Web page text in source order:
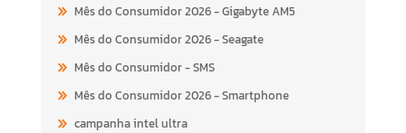
Mês do Consumidor 2026 - Gigabyte AM5
Mês do Consumidor 2026 - Seagate
Mês do Consumidor - SMS
Mês do Consumidor 2026 - Smartphone
campanha intel ultra